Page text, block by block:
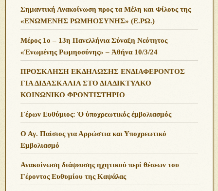
Σημαντική Ανακοίνωση προς τα Μέλη και Φίλους της
«ΕΝΩΜΕΝΗΣ ΡΩΜΗΟΣΥΝΗΣ» (Ε.ΡΩ.)
Μέρος 1ο – 13η Πανελλήνια Σύναξη Νεότητος
«Ἑνωμένης Ρωμηοσύνης» – Ἀθήνα 10/3/24
ΠΡΟΣΚΛΗΣΗ ΕΚΔΗΛΩΣΗΣ ΕΝΔΙΑΦΕΡΟΝΤΟΣ
ΓΙΑ ΔΙΔΑΣΚΑΛΙΑ ΣΤΟ ΔΙΑΔΙΚΤΥΑΚΟ
ΚΟΙΝΩΝΙΚΟ ΦΡΟΝΤΙΣΤΗΡΙΟ
Γέρων Ευθύμιος: Ὁ ὑποχρεωτικός ἐμβολιασμός
Ο Αγ. Παίσιος για Αρρώστια και Υποχρεωτικό
Εμβολιασμό
Ανακοίνωση διάψευσης ηχητικού περί θέσεων του
Γέροντος Ευθυμίου της Καψάλας